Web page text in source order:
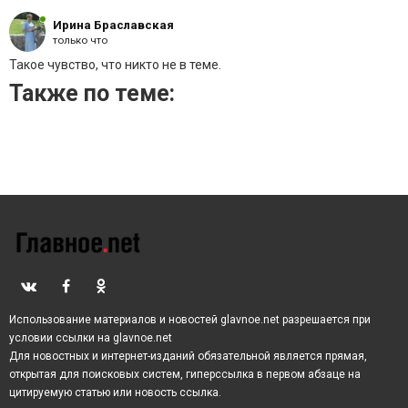
большие потери среди военной техники и самих
военных.Ирина Браславская
только что
Такое чувство, что никто не в теме.
Также по теме:
Использование материалов и новостей glavnoe.net разрешается при
условии ссылки на glavnoe.net
Для новостных и интернет-изданий обязательной является прямая,
открытая для поисковых систем, гиперссылка в первом абзаце на
цитируемую статью или новость ссылка.